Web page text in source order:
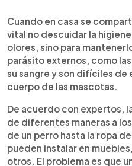
► Escuchar artículo
Cuando en casa se
vital no descuidar la
olores, sino para
parásito externos, como
su sangre y son difíciles de
cuerpo de las mascotas.
De acuerdo con expertos,
de diferentes maneras a
de un perro hasta la ropa
pueden instalar en
otros. El problema es que